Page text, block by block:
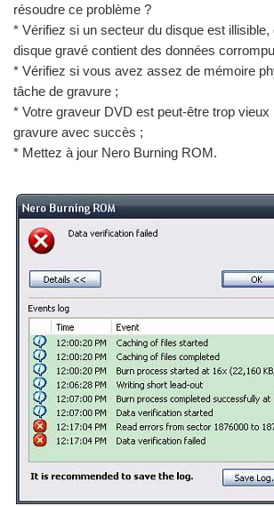
résoudre ce problème ?
* Vérifiez si un secteur du disque est illisible,
disque gravé contient des données
* Vérifiez si vous avez assez de mémoire
tâche de gravure ;
* Votre graveur DVD est peut-être trop vieux
gravure avec succès ;
* Mettez à jour Nero Burning ROM.